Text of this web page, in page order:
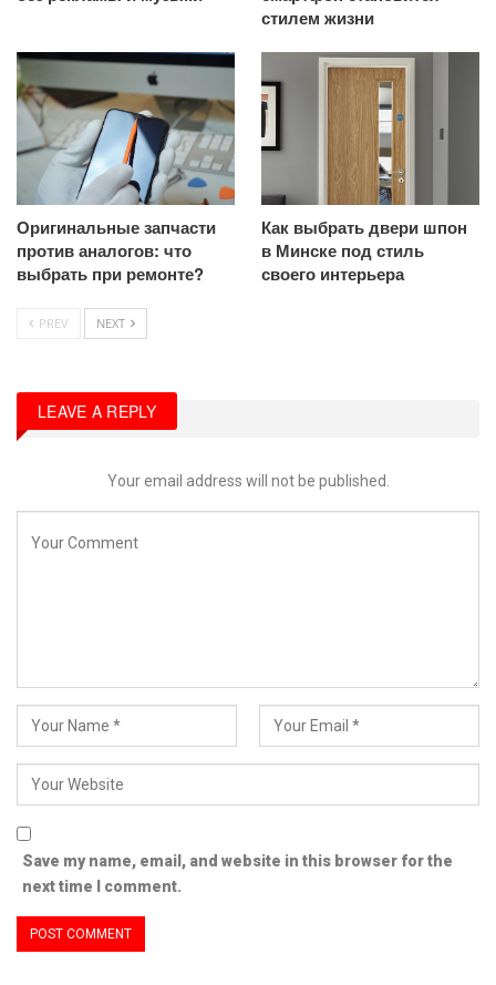
стилем жизни
Оригинальные запчасти
против аналогов: что
выбрать при ремонте?
Как выбрать двери шпон
в Минске под стиль
своего интерьера
PREV NEXT
LEAVE A REPLY
Your email address will not be published.
Save my name, email, and website in this browser for the
next time I comment.